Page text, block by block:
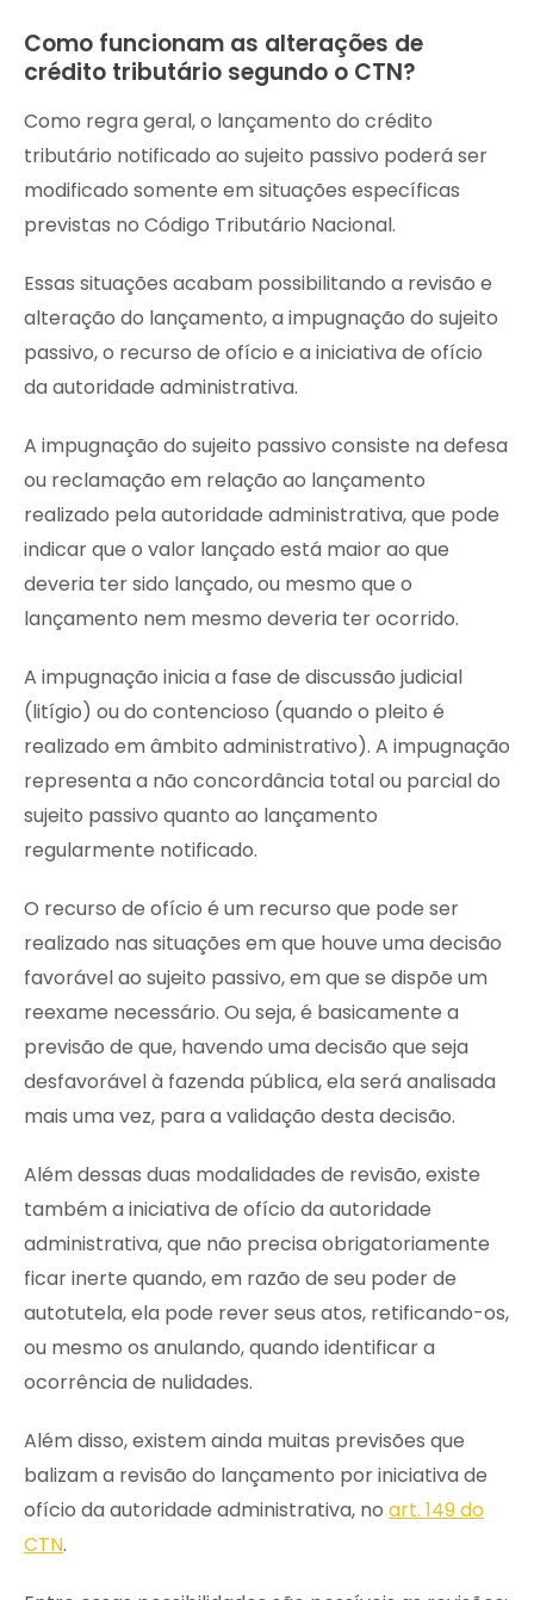
Como funcionam as alterações de
crédito tributário segundo o CTN?
Como regra geral, o lançamento do crédito
tributário notificado ao sujeito passivo poderá ser
modificado somente em situações específicas
previstas no Código Tributário Nacional.
Essas situações acabam possibilitando a revisão e
alteração do lançamento, a impugnação do sujeito
passivo, o recurso de ofício e a iniciativa de ofício
da autoridade administrativa.
A impugnação do sujeito passivo consiste na defesa
ou reclamação em relação ao lançamento
realizado pela autoridade administrativa, que pode
indicar que o valor lançado está maior ao que
deveria ter sido lançado, ou mesmo que o
lançamento nem mesmo deveria ter ocorrido.
A impugnação inicia a fase de discussão judicial
(litígio) ou do contencioso (quando o pleito é
realizado em âmbito administrativo). A impugnação
representa a não concordância total ou parcial do
sujeito passivo quanto ao lançamento
regularmente notificado.
O recurso de ofício é um recurso que pode ser
realizado nas situações em que houve uma decisão
favorável ao sujeito passivo, em que se dispõe um
reexame necessário. Ou seja, é basicamente a
previsão de que, havendo uma decisão que seja
desfavorável à fazenda pública, ela será analisada
mais uma vez, para a validação desta decisão.
Além dessas duas modalidades de revisão, existe
também a iniciativa de ofício da autoridade
administrativa, que não precisa obrigatoriamente
ficar inerte quando, em razão de seu poder de
autotutela, ela pode rever seus atos, retificando-os,
ou mesmo os anulando, quando identificar a
ocorrência de nulidades.
Além disso, existem ainda muitas previsões que
balizam a revisão do lançamento por iniciativa de
ofício da autoridade administrativa, no art. 149 do
CTN.